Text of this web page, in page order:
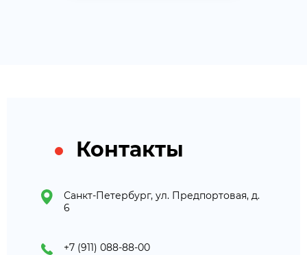
Контакты
Санкт-Петербург, ул. Предпортовая, д.
6
+7 (911) 088-88-00